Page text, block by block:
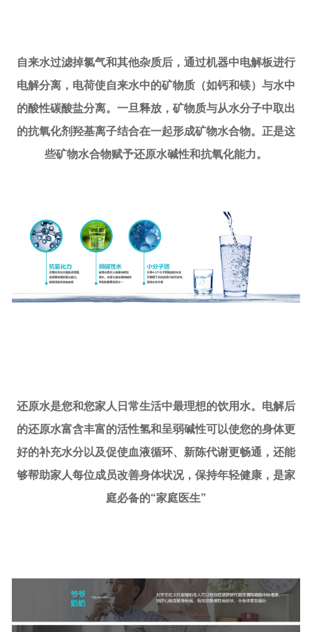
自来水过滤掉氯气和其他杂质后，通过机器中电解板进行
电解分离，电荷使自来水中的矿物质（如钙和镁）与水中
的酸性碳酸盐分离。一旦释放，矿物质与从水分子中取出
的抗氧化剂羟基离子结合在一起形成矿物水合物。正是这
些矿物水合物赋予还原水碱性和抗氧化能力。
还原水是您和您家人日常生活中最理想的饮用水。电解后
的还原水富含丰富的活性氢和呈弱碱性可以使您的身体更
好的补充水分以及促使血液循环、新陈代谢更畅通，还能
够帮助家人每位成员改善身体状况，保持年轻健康，是家
庭必备的“家庭医生”